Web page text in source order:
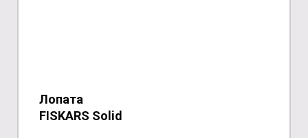
Лопата
FISKARS Solid